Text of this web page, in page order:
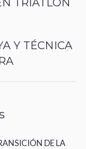
TRIATLON
Y TÉCNICA
DE LA